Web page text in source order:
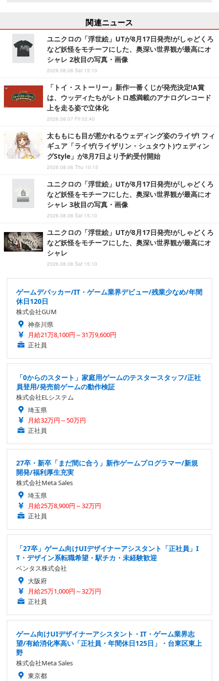
関連ニュース
ユニクロの「浮世絵」UTが8月17日発売!がしゃどくろ
など妖怪をモチーフにした、奥深い世界観が最高にオ
シャレ 2枚目の写真・画像
2026.08.08 Sat 15:10
「トイ・ストーリー」新作一番くじが発売決定!A賞
は、ウッディたちがレトロ感満載のアナログレコード
上を走る姿で立体化
2026.08.07 Fri 03:40
太ももにも目が惹かれるウェディング姿のライザ! フィ
ギュア「ライザ(ライザリン・シュタウト)ウェディン
グStyle」が8月7日より予約受付開始
2026.08.06 Thu 10:15
ユニクロの「浮世絵」UTが8月17日発売!がしゃどくろ
など妖怪をモチーフにした、奥深い世界観が最高にオ
シャレ 3枚目の写真・画像
2026.08.08 Sat 15:10
ユニクロの「浮世絵」UTが8月17日発売!がしゃどくろ
など妖怪をモチーフにした、奥深い世界観が最高にオ
シャレ
2026.08.08 Sat 15:10
ゲームデバッカー/IT・ゲーム業界デビュー/残業少なめ/年間
休日120日
株式会社GUM
神奈川県
月給21万8,100円～31万9,600円
正社員
「0からのスタート」家庭用ゲームのテスタースタッフ/正社
員登用/発売前ゲームの動作検証
株式会社ELシステム
埼玉県
月給32万円～50万円
正社員
27卒・新卒「まだ間に合う」新作ゲームプログラマー/新規
開発/福利厚生充実
株式会社Meta Sales
埼玉県
月給25万8,900円～32万円
正社員
「27卒」ゲーム向けUIデザイナーアシスタント「正社員」I
T・デザイン系転職希望・駅チカ・未経験歓迎
ベンタス株式会社
大阪府
月給25万1,000円～32万円
正社員
ゲーム向けUIデザイナーアシスタント・IT・ゲーム業界志
望/有給消化率高い「正社員・年間休日125日」・台東区東上
野
株式会社Meta Sales
東京都